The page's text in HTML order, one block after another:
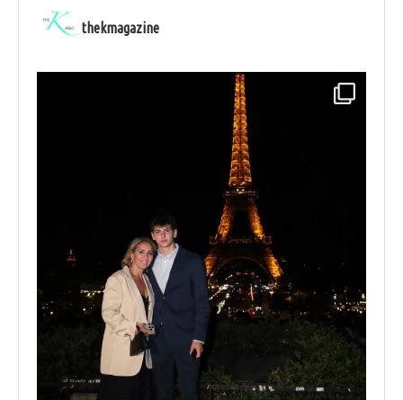
thekmagazine